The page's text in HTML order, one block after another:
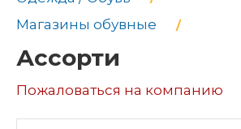
Магазины обувные
Ассорти
Пожаловаться на компанию